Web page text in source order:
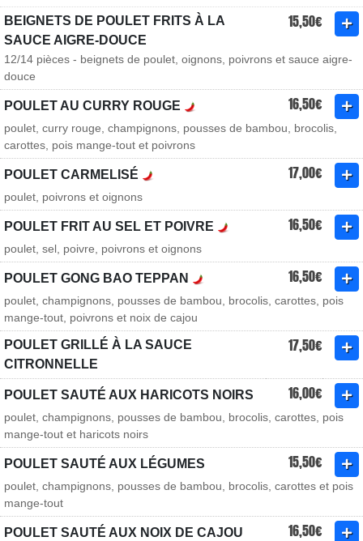
BEIGNETS DE POULET FRITS À LA
SAUCE AIGRE-DOUCE
15,50€
12/14 pièces - beignets de poulet, oignons, poivrons et sauce aigre-
douce
POULET AU CURRY ROUGE 16,50€
poulet, curry rouge, champignons, pousses de bambou, brocolis,
carottes, pois mange-tout et poivrons
POULET CARMELISÉ 17,00€
poulet, poivrons et oignons
POULET FRIT AU SEL ET POIVRE 16,50€
poulet, sel, poivre, poivrons et oignons
POULET GONG BAO TEPPAN 16,50€
poulet, champignons, pousses de bambou, brocolis, carottes, pois
mange-tout, poivrons et noix de cajou
POULET GRILLÉ À LA SAUCE
CITRONNELLE
17,50€
POULET SAUTÉ AUX HARICOTS NOIRS 16,00€
poulet, champignons, pousses de bambou, brocolis, carottes, pois
mange-tout et haricots noirs
POULET SAUTÉ AUX LÉGUMES 15,50€
poulet, champignons, pousses de bambou, brocolis, carottes et pois
mange-tout
POULET SAUTÉ AUX NOIX DE CAJOU 16,50€